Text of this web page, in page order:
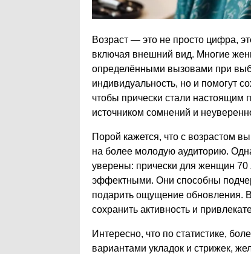
Возраст — это не просто цифра,
включая внешний вид. Многие
определёнными вызовами при
индивидуальность, но и помогут
чтобы прически стали настоящим
источником сомнений и
Порой кажется, что с возрастом
на более молодую аудиторию.
уверены: прически для женщин
эффектными. Они способны
подарить ощущение обновления.
сохранить активность и
Интересно, что по статистике,
вариантами укладок и стрижек,